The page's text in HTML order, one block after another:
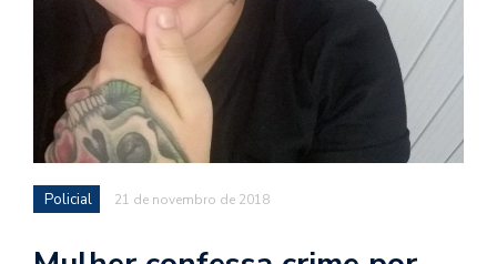
Policial 21 de novembro de 2018